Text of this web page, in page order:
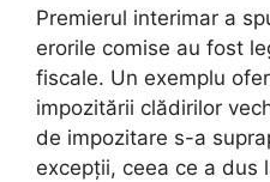
Premierul interimar a
erorile comise au fost
fiscale. Un exemplu
impozitării clădirilor
de impozitare s-a
excepții, ceea ce a dus